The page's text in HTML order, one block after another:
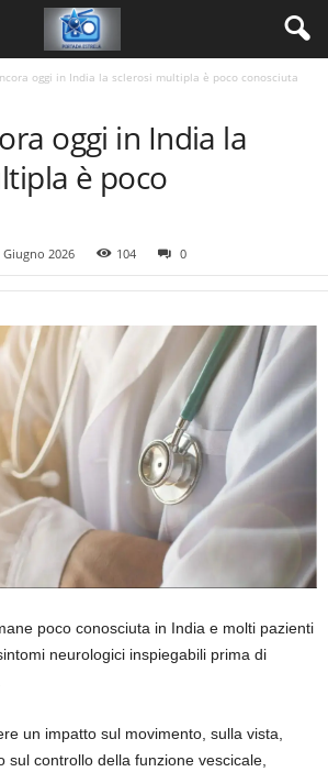
oggi in India la sclerosi multipla è poco conosciuta
oggi in India la
è poco
Giugno 2026 104 0
poco conosciuta in India e molti pazienti
neurologici inspiegabili prima di
un impatto sul movimento, sulla vista,
sul controllo della funzione vescicale,